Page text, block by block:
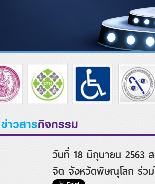
ข่าวสารกิจกรรม
วันที่ 18 มิถุนายน 2563
จิต จังหวัดพิษณุโลก ร่วม